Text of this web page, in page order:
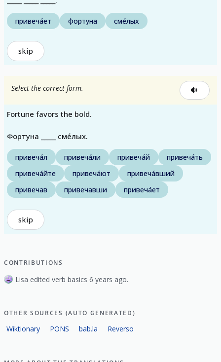
привеча́ет фортуна сме́лых
skip
Select the correct form.
Fortune favors the bold.
Фортуна _____ сме́лых.
привеча́л привеча́ли привеча́й
привеча́ть
привеча́йте
привеча́ют
привеча́вший
привечав
привечавши привеча́ет
skip
CONTRIBUTIONS
Lisa edited verb basics 6 years ago.
OTHER SOURCES (AUTO GENERATED)
Wiktionary PONS bab.la Reverso